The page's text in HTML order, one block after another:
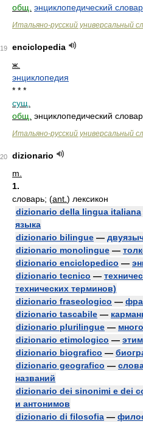
общ. энциклопедический
Итальяно-русский универсальный
19
enciclopedia
ж.
энциклопедия
* * *
сущ.
общ. энциклопедический
Итальяно-русский универсальный
20
dizionario
m.
1.
словарь; (ant. ) лексикон
dizionario della lingua italiana
языка
dizionario bilingue —
dizionario monolingue —
dizionario enciclopedico —
dizionario tecnico —
технических терминов)
dizionario fraseologico —
dizionario tascabile —
dizionario plurilingue —
dizionario etimologico —
dizionario biografico —
dizionario geografico —
названий
dizionario dei sinonimi e dei
и антонимов
dizionario di filosofia —